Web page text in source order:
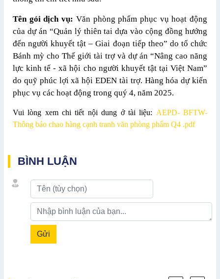
Tên gói dịch vụ: Văn phòng phẩm phục vụ hoạt động
của dự án “Quản lý thiên tai dựa vào cộng đồng hướng
đến người khuyết tật – Giai đoạn tiếp theo” do tổ chức
Bánh mỳ cho Thế giới tài trợ và dự án “Nâng cao năng
lực kinh tế - xã hội cho người khuyết tật tại Việt Nam”
do quỹ phúc lợi xã hội EDEN tài trợ. Hàng hóa dự kiến
phục vụ các hoạt động trong quý 4, năm 2025.
Vui lòng xem chi tiết nội dung ở tài liệu: AEPD- BFTW-
Thông báo chao hàng cạnh tranh văn phòng phẩm Q4 .pdf
BÌNH LUẬN
Gửi